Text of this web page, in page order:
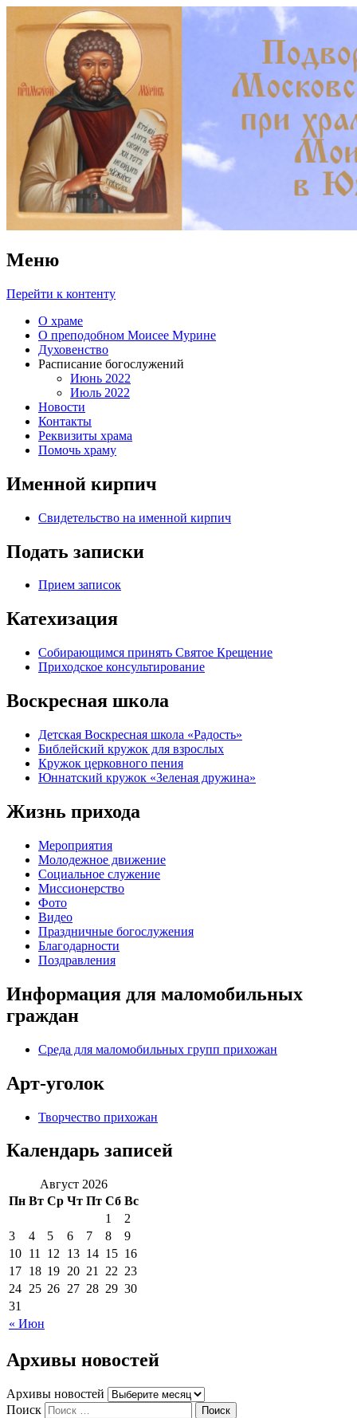
Храм преподобного Моисея
Мурина в Южном Бутове
Меню
Перейти к контенту
О храме
О преподобном Моисее Мурине
Духовенство
Расписание богослужений
Июнь 2022
Июль 2022
Новости
Контакты
Реквизиты храма
Помочь храму
Именной кирпич
Свидетельство на именной кирпич
Подать записки
Прием записок
Катехизация
Собирающимся принять Святое Крещение
Приходское консультирование
Воскресная школа
Детская Воскресная школа «Радость»
Библейский кружок для взрослых
Кружок церковного пения
Юннатский кружок «Зеленая дружина»
Жизнь прихода
Мероприятия
Молодежное движение
Социальное служение
Миссионерство
Фото
Видео
Праздничные богослужения
Благодарности
Поздравления
Информация для маломобильных
граждан
Среда для маломобильных групп прихожан
Арт-уголок
Творчество прихожан
Календарь записей
Август 2026
Пн Вт Ср Чт Пт Сб Вс
« Июн
1
2
3
4 5 6 7 8
9
10 11 12 13 14 15 16
17 18 19 20 21 22 23
24 25 26 27 28 29 30
31
Архивы новостей
Архивы новостей
Поиск